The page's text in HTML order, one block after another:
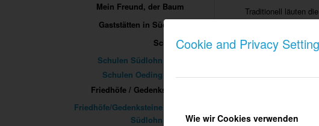
Cookie and Privacy
Wie wir Cookies verwenden
Traditionell läuten
Stundenschlag zur
Mein Freund, der Baum
Gaststätten in Südlohn
Schulen
Schulen Südlohn
Schulen Oeding
Friedhöfe / Gedenksteine
Friedhöfe/Gedenksteine
Südlohn